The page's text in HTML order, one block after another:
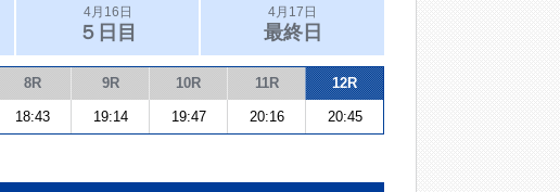
4月16日
５日目
4月17日
最終日
8R 9R 10R 11R 12R
18:43 19:14 19:47 20:16 20:45